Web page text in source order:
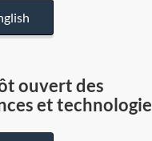
ouvert des
et technologie